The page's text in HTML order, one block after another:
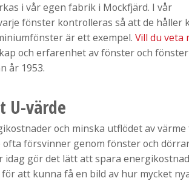
i vår egen fabrik i Mockfjärd. I vår
fönster kontrolleras så att de håller
är ett exempel.Vill du veta
och erfarenhet av fönster och
år 1953.
U-värde
och minska utflödet av
försvinner genom fönster och
gör det lätt att spara
att kunna få en bild av hur mycket